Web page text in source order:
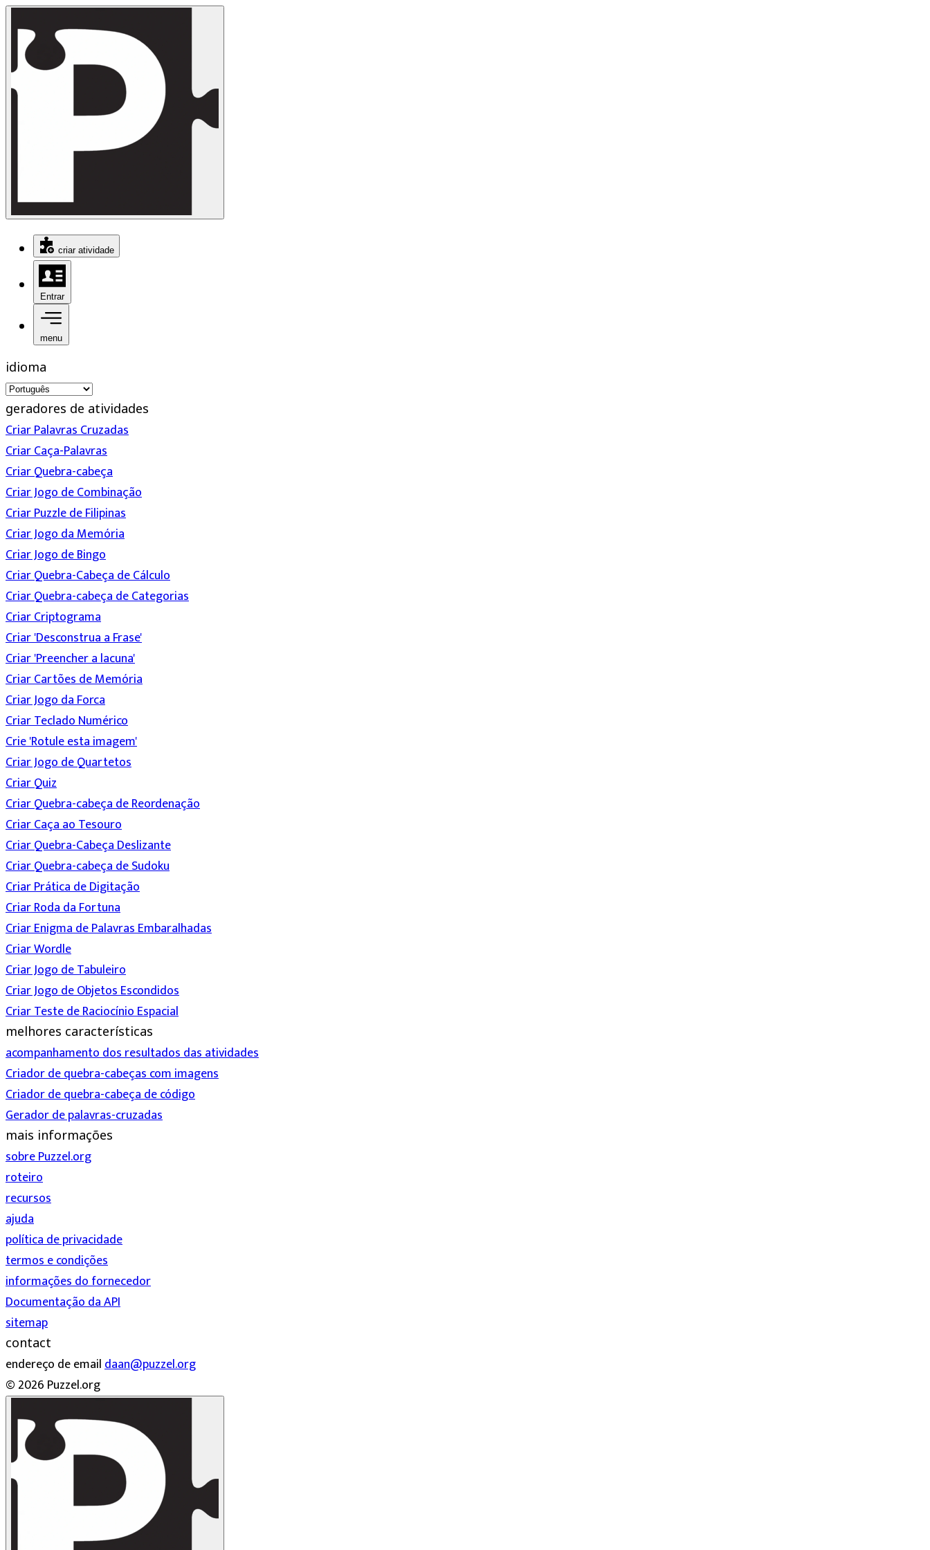
criar atividade
Entrar
menu
idioma
geradores de atividades
Criar Palavras Cruzadas
Criar Caça-Palavras
Criar Quebra-cabeça
Criar Jogo de Combinação
Criar Puzzle de Filipinas
Criar Jogo da Memória
Criar Jogo de Bingo
Criar Quebra-Cabeça de Cálculo
Criar Quebra-cabeça de Categorias
Criar Criptograma
Criar 'Desconstrua a Frase'
Criar 'Preencher a lacuna'
Criar Cartões de Memória
Criar Jogo da Forca
Criar Teclado Numérico
Crie 'Rotule esta imagem'
Criar Jogo de Quartetos
Criar Quiz
Criar Quebra-cabeça de Reordenação
Criar Caça ao Tesouro
Criar Quebra-Cabeça Deslizante
Criar Quebra-cabeça de Sudoku
Criar Prática de Digitação
Criar Roda da Fortuna
Criar Enigma de Palavras Embaralhadas
Criar Wordle
Criar Jogo de Tabuleiro
Criar Jogo de Objetos Escondidos
Criar Teste de Raciocínio Espacial
melhores características
acompanhamento dos resultados das atividades
Criador de quebra-cabeças com imagens
Criador de quebra-cabeça de código
Gerador de palavras-cruzadas
mais informações
sobre Puzzel.org
roteiro
recursos
ajuda
política de privacidade
termos e condições
informações do fornecedor
Documentação da API
sitemap
contact
endereço de emaildaan@puzzel.org
© 2026 Puzzel.org